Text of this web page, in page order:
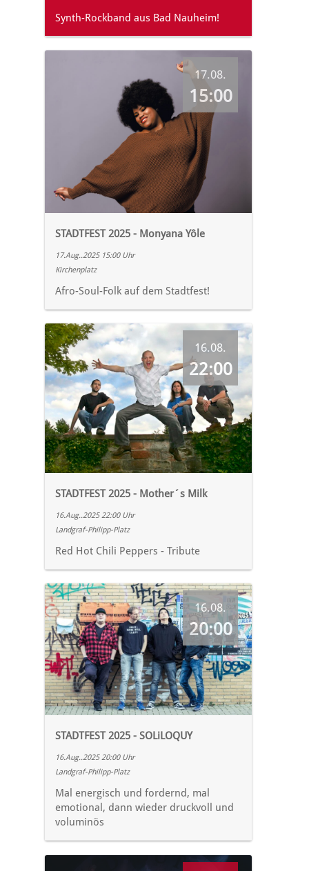
Synth-Rockband aus Bad Nauheim!
17.08.
15:00
STADTFEST 2025 - Monyana Yôle
17.Aug..2025 15:00 Uhr
Kirchenplatz
Afro-Soul-Folk auf dem Stadtfest!
16.08.
22:00
STADTFEST 2025 - Mother´s Milk
16.Aug..2025 22:00 Uhr
Landgraf-Philipp-Platz
Red Hot Chili Peppers - Tribute
16.08.
20:00
STADTFEST 2025 - SOLiLOQUY
16.Aug..2025 20:00 Uhr
Landgraf-Philipp-Platz
Mal energisch und fordernd, mal
emotional, dann wieder druckvoll und
voluminös